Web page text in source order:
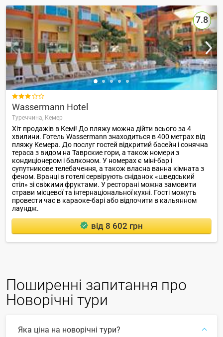
7.8

Wassermann Hotel
Туреччина, Кемер
Хіт продажів в Кемі! До пляжу можна дійти всього за 4
хвилини. Готель Wassermann знаходиться в 400 метрах від
пляжу Кемера. До послуг гостей відкритий басейн і сонячна
тераса з видом на Таврские гори, а також номери з
кондиціонером і балконом. У номерах є міні-бар і
супутникове телебачення, а також власна ванна кімната з
феном. Вранці в готелі сервірують сніданок «шведський
стіл» зі свіжими фруктами. У ресторані можна замовити
страви місцевої та інтернаціональної кухні. Гості можуть
провести час в караоке-барі або відпочити в кальянном
лаундж.
від 8 602 грн
Поширенні запитання про
Новорічні тури
Яка ціна на новорічні тури?